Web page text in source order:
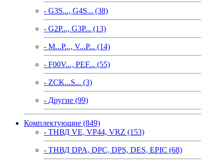
- G3S..., G4S... (38)
- G2P..., G3P... (13)
- M...P..., V...P... (14)
- F00V..., PEF... (55)
- ZCK...S... (3)
- Другие (99)
Комплектующие (849)
- ТНВД VE, VP44, VRZ (153)
- ТНВД DPA, DPC, DPS, DES, EPIC (68)